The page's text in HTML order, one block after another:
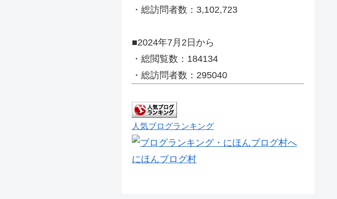
・総訪問者数：3,102,723
■2024年7月2日から
・総閲覧数：184134
・総訪問者数：295040
人気ブログランキング
にほんブログ村